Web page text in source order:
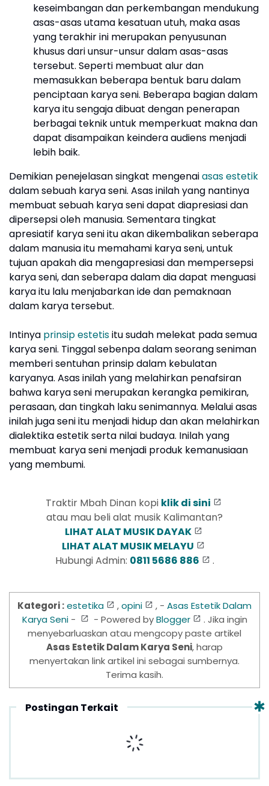
keseimbangan dan perkembangan mendukung
asas-asas utama kesatuan utuh, maka asas
yang terakhir ini merupakan penyusunan
khusus dari unsur-unsur dalam asas-asas
tersebut. Seperti membuat alur dan
memasukkan beberapa bentuk baru dalam
penciptaan karya seni. Beberapa bagian dalam
karya itu sengaja dibuat dengan penerapan
berbagai teknik untuk memperkuat makna dan
dapat disampaikan keindera audiens menjadi
lebih baik.
Demikian penejelasan singkat mengenaiasas estetik
dalam sebuah karya seni. Asas inilah yang nantinya
membuat sebuah karya seni dapat diapresiasi dan
dipersepsi oleh manusia. Sementara tingkat
apresiatif karya seni itu akan dikembalikan seberapa
dalam manusia itu memahami karya seni, untuk
tujuan apakah dia mengapresiasi dan mempersepsi
karya seni, dan seberapa dalam dia dapat menguasi
karya itu lalu menjabarkan ide dan pemaknaan
dalam karya tersebut.
Intinya prinsip estetisitu sudah melekat pada semua
karya seni. Tinggal sebenpa dalam seorang seniman
memberi sentuhan prinsip dalam kebulatan
karyanya. Asas inilah yang melahirkan penafsiran
bahwa karya seni merupakan kerangka pemikiran,
perasaan, dan tingkah laku senimannya. Melalui asas
inilah juga seni itu menjadi hidup dan akan melahirkan
dialektika estetik serta nilai budaya. Inilah yang
membuat karya seni menjadi produk kemanusiaan
yang membumi.
Traktir Mbah Dinan kopi klik di sini
atau mau beli alat musik Kalimantan?
LIHAT ALAT MUSIK DAYAK
LIHAT ALAT MUSIK MELAYU
Hubungi Admin: 0811 5686 886 .
Kategori :estetika ,opini , - Asas Estetik Dalam
Karya Seni- - Powered byBlogger
. Jika ingin
menyebarluaskan atau mengcopy paste artikel
Asas Estetik Dalam Karya Seni, harap
menyertakan link artikel ini sebagai sumbernya.
Terima kasih.
Postingan Terkait